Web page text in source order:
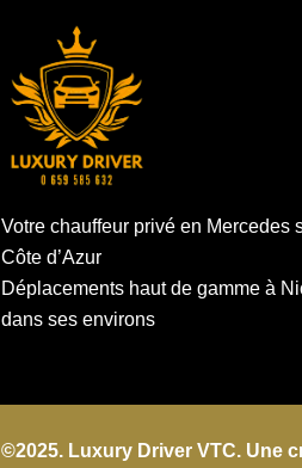
Votre chauffeur privé en Mercedes
Côte d’Azur
Déplacements haut de gamme à
dans ses environs
©2025. Luxury Driver VTC. Une